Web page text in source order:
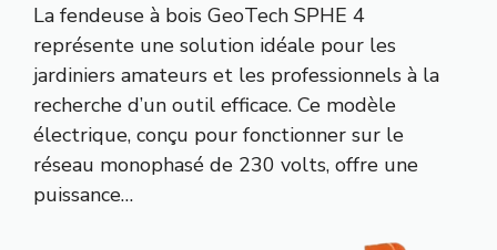
La fendeuse à bois GeoTech SPHE 4
représente une solution idéale pour les
jardiniers amateurs et les professionnels à la
recherche d’un outil efficace. Ce modèle
électrique, conçu pour fonctionner sur le
réseau monophasé de 230 volts, offre une
puissance…